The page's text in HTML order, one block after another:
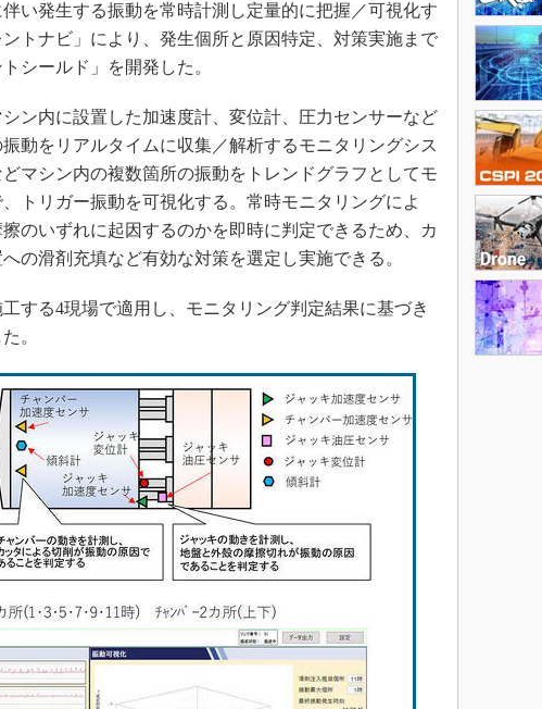
い発生する振動を常時計測し定量的に把握／可視化す
トナビ」により、発生個所と原因特定、対策実施まで
シールド」を開発した。
ン内に設置した加速度計、変位計、圧力センサーなど
動をリアルタイムに収集／解析するモニタリングシス
マシン内の複数箇所の振動をトレンドグラフとしてモ
トリガー振動を可視化する。常時モニタリングによ
のいずれに起因するのかを即時に判定できるため、カ
の滑剤充填など有効な対策を選定し実施できる。
する4現場で適用し、モニタリング判定結果に基づき
。